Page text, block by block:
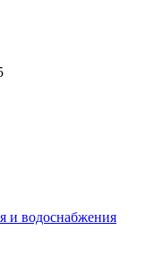
и водоснабжения